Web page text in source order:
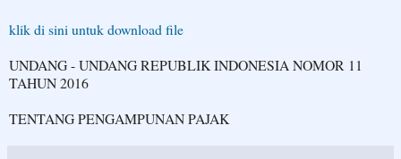
klik di sini untuk download file
UNDANG - UNDANG REPUBLIK INDONESIA NOMOR 11
TAHUN 2016
TENTANG PENGAMPUNAN PAJAK